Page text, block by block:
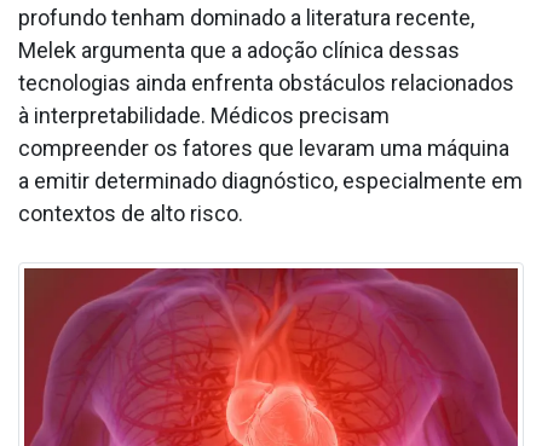
profundo tenham dominado a literatura recente,
Melek argumenta que a adoção clínica dessas
tecnologias ainda enfrenta obstáculos relacionados
à interpretabilidade. Médicos precisam
compreender os fatores que levaram uma máquina
a emitir determinado diagnóstico, especialmente em
contextos de alto risco.